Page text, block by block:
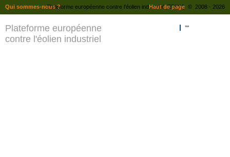
Plateforme européenne
contre l'éolien industriel
""
Plateforme européenne contre l'éolien industriel (EPAW) © 2008 - 2026
Haut de page
Qui sommes-nous ?